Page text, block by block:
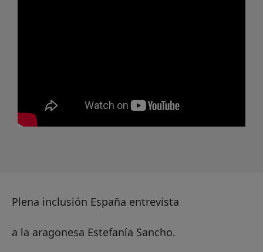
Plena inclusión España entrevista
a la aragonesa Estefanía Sancho.